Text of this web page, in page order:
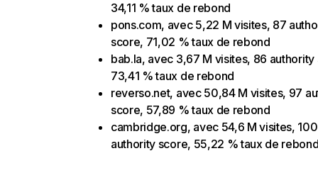
34,11 % taux de rebond
pons.com, avec 5,22 M visites, 87
score, 71,02 % taux de rebond
bab.la, avec 3,67 M visites, 86 authority
73,41 % taux de rebond
reverso.net, avec 50,84 M visites, 97
score, 57,89 % taux de rebond
cambridge.org, avec 54,6 M visites, 100
authority score, 55,22 % taux de